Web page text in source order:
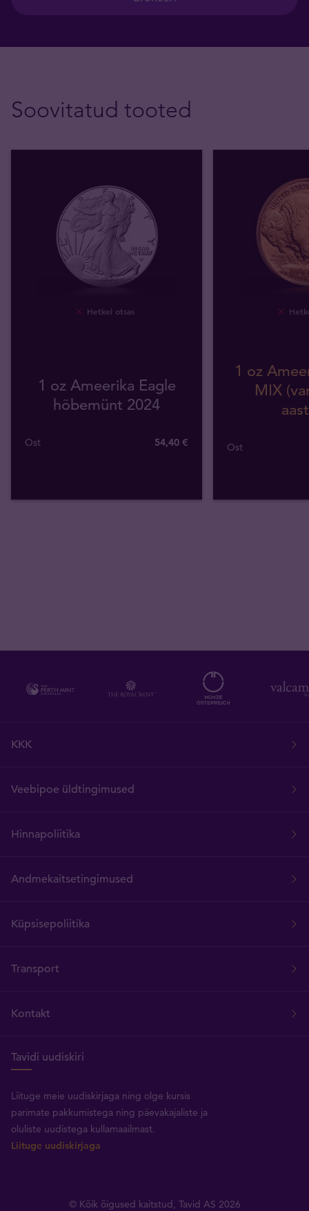
Soovitatud tooted
Hetkel otsas
1 oz Ameerika Eagle
hõbemünt 2024
Ost 54,40 €
1 oz
MIX
Ost
KKK
Veebipoe üldtingimused
Hinnapoliitika
Andmekaitsetingimused
Küpsisepoliitika
Transport
Kontakt
Tavidi uudiskiri
Liituge meie uudiskirjaga ning olge kursis
parimate pakkumistega ning päevakajaliste ja
oluliste uudistega kullamaailmast.
Liituge uudiskirjaga
© Kõik õigused kaitstud, Tavid AS 2026